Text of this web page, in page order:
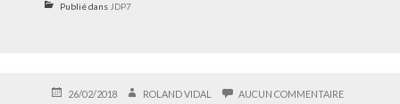
Publié dans JDP7
PUBLIÉ26/02/2018 AUTEURROLAND VIDAL AUCUN COMMENTAIRESUR